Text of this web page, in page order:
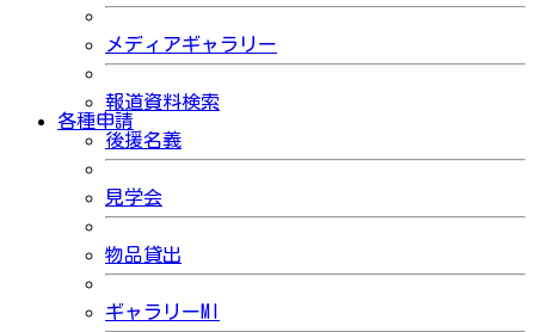
メディアギャラリー
報道資料検索
各種申請
後援名義
見学会
物品貸出
ギャラリーMI